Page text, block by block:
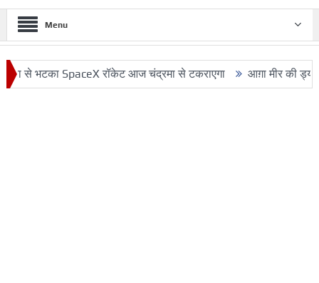
Menu
SpaceX रॉकेट आज चंद्रमा से टकराएगा आग़ा मीर की ड्योढ़ी: जहाँ